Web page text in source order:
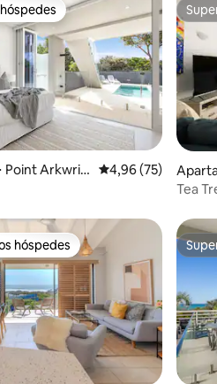
5, 361 avaliações
Point Arkwrig
4,96 de uma
4,96 (75)
Tea
preferidos dos hóspedes
hóspedes